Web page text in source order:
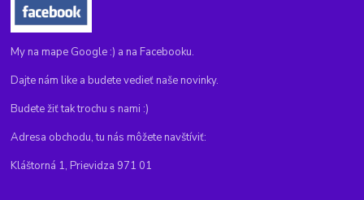
My na mape Google :) a na Facebooku.
Dajte nám like a budete vedieť naše novinky.
Budete žiť tak trochu s nami :)
Adresa obchodu, tu nás môžete navštíviť:
Kláštorná 1, Prievidza 971 01